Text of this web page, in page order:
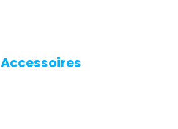
Accessoires